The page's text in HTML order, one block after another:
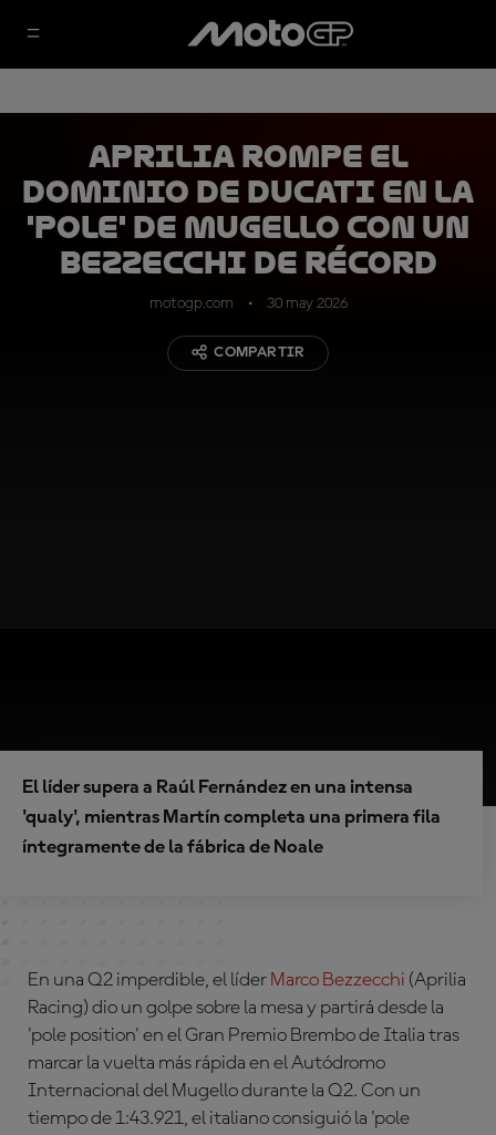
Aprilia rompe el
dominio de Ducati en la
'pole' de Mugello con un
Bezzecchi de récord
motogp.com 30 may 2026
COMPARTIR
El líder supera a Raúl Fernández en una intensa
'qualy', mientras Martín completa una primera fila
íntegramente de la fábrica de Noale
En una Q2 imperdible, el líder Marco Bezzecchi (Aprilia
Racing) dio un golpe sobre la mesa y partirá desde la
'pole position' en el Gran Premio Brembo de Italia tras
marcar la vuelta más rápida en el Autódromo
Internacional del Mugello durante la Q2. Con un
tiempo de 1:43.921, el italiano consiguió la 'pole